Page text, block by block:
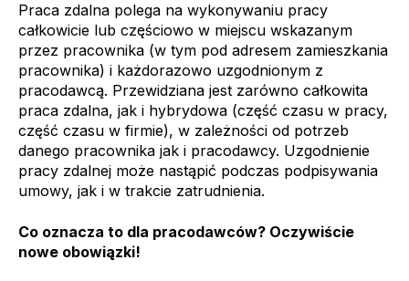
Praca zdalna polega na wykonywaniu pracy
całkowicie lub częściowo w miejscu wskazanym
przez pracownika (w tym pod adresem zamieszkania
pracownika) i każdorazowo uzgodnionym z
pracodawcą. Przewidziana jest zarówno całkowita
praca zdalna, jak i hybrydowa (część czasu w pracy,
część czasu w firmie), w zależności od potrzeb
danego pracownika jak i pracodawcy. Uzgodnienie
pracy zdalnej może nastąpić podczas podpisywania
umowy, jak i w trakcie zatrudnienia.
Co oznacza to dla pracodawców? Oczywiście
nowe obowiązki!